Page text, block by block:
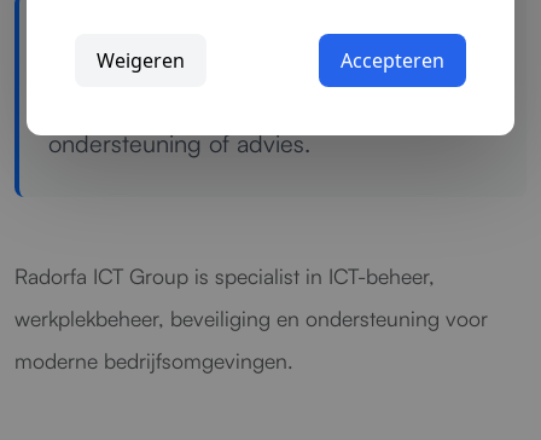
Hulp nodig bij ICT-beheer?
voor directe
ondersteuning of advies.
Radorfa ICT Group is specialist in ICT-beheer,
werkplekbeheer, beveiliging en ondersteuning voor
moderne bedrijfsomgevingen.
Weigeren Accepteren